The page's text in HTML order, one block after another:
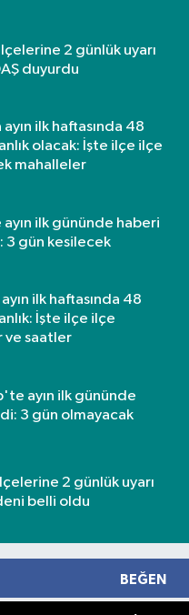
2 günlük uyarı
duyurdu
ilk haftasında 48
olacak: İşte ilçe ilçe
mahalleler
ilk gününde haberi
3 gün kesilecek
ilk haftasında 48
İşte ilçe ilçe
ve saatler
ayın ilk gününde
3 gün olmayacak
2 günlük uyarı
belli oldu
BEĞEN